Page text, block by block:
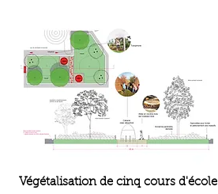
Végétalisation de cinq cours d'école